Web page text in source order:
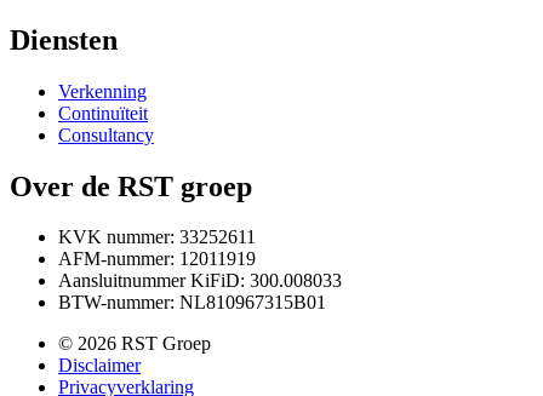
Diensten
Verkenning
Continuïteit
Consultancy
Over de RST groep
KVK nummer: 33252611
AFM-nummer: 12011919
Aansluitnummer KiFiD: 300.008033
BTW-nummer: NL810967315B01
© 2026 RST Groep
Disclaimer
Privacyverklaring